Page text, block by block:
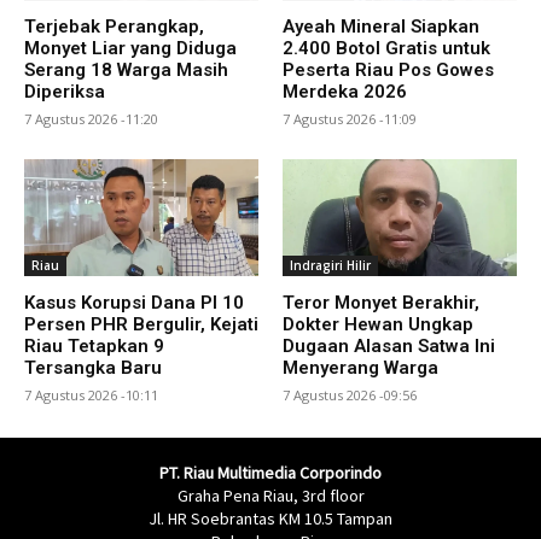
Terjebak Perangkap,
Monyet Liar yang Diduga
Serang 18 Warga Masih
Diperiksa
7 Agustus 2026 -11:20
Ayeah Mineral Siapkan
2.400 Botol Gratis untuk
Peserta Riau Pos Gowes
Merdeka 2026
7 Agustus 2026 -11:09
Riau
Kasus Korupsi Dana PI 10
Persen PHR Bergulir, Kejati
Riau Tetapkan 9
Tersangka Baru
7 Agustus 2026 -10:11
Indragiri Hilir
Teror Monyet Berakhir,
Dokter Hewan Ungkap
Dugaan Alasan Satwa Ini
Menyerang Warga
7 Agustus 2026 -09:56
PT. Riau Multimedia Corporindo
Graha Pena Riau, 3rd floor
Jl. HR Soebrantas KM 10.5 Tampan